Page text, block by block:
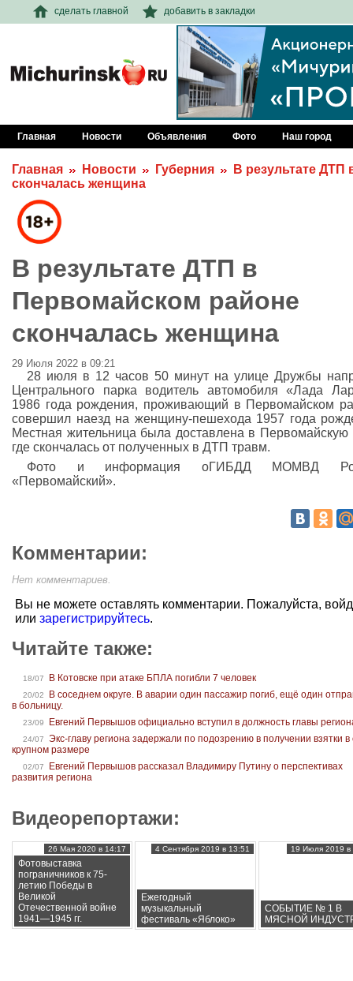
сделать главной добавить в закладки
Главная Новости Объявления Фото Наш город
Главная Новости Губерния
В результате
скончалась женщина
В результате ДТП в
Первомайском районе
скончалась женщина
29 Июля 2022 в 09:21
28 июля в 12 часов 50 минут на улице Дружбы
Центрального парка водитель автомобиля «Лада
1986 года рождения, проживающий в Первомайском
совершил наезд на женщину-пешехода 1957 года
Местная жительница была доставлена в
где скончалась от полученных в ДТП травм.
Фото и информация оГИБДД МОМВД
«Первомайский».
Комментарии:
Нет комментариев.
Вы не можете оставлять комментарии. Пожалуйста,
или зарегистрируйтесь.
Читайте также:
18/07 В Котовске при атаке БПЛА погибли 7 человек
20/02
В соседнем округе. В аварии один пассажир погиб, ещё один
в больницу.
23/09 Евгений Первышов официально вступил в должность главы
24/07
Экс-главу региона задержали по подозрению в получении взятки в
крупном размере
02/07
Евгений Первышов рассказал Владимиру Путину о перспективах
развития региона
Видеорепортажи:
Фотовыставка
пограничников к 75-
летию Победы в
Великой
Отечественной войне
1941—1945 гг.
26 Мая 2020 в 14:17
Ежегодный
музыкальный
фестиваль «Яблоко»
4 Сентября 2019 в 13:51
СОБЫТИЕ № 1 В
МЯСНОЙ
19 Июля 2019 в